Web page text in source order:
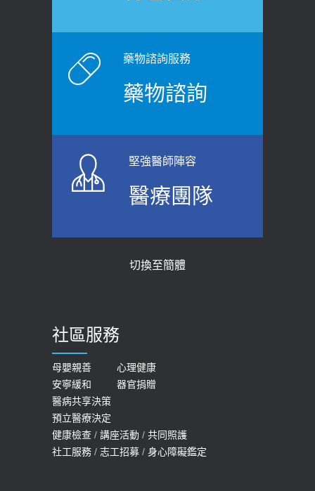
原則避免血糖血壓飆高
2026-06-08
上班常待在冷氣房？小心泌尿道感染
醫示警：1病症嚴重恐喪命
2026-05-21
女性必看國健署公費懶人包！這幾項檢
查完全免費 沒做虧大了
2026-05-14
老後睡不好、夜間易跌倒
2021-03-05
骨科魏志定主任接受專訪 【年代電視
質密度檢查！醫：注意5重點可逆轉
膝蓋退化有9大部位 骨科醫坦言：不
一定得換人工關節
2019-10-08
20歲迪士尼男星因癲癇猝逝 老人小
孩最好發、醫師點出8大前兆
2019-07-09
藥物諮詢服務
藥物諮詢
堅強醫師陣容
醫療團隊
切換至簡體
社區服務
母嬰親善
心理健康
安寧緩和
器官捐贈
醫病共享決策
預立醫療決定
健康檢查 / 講座活動 / 共同照護
社工服務 / 志工招募 / 身心障礙鑑定